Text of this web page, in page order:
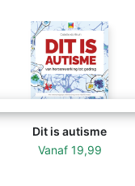
Dit is autisme
Vanaf 19,99